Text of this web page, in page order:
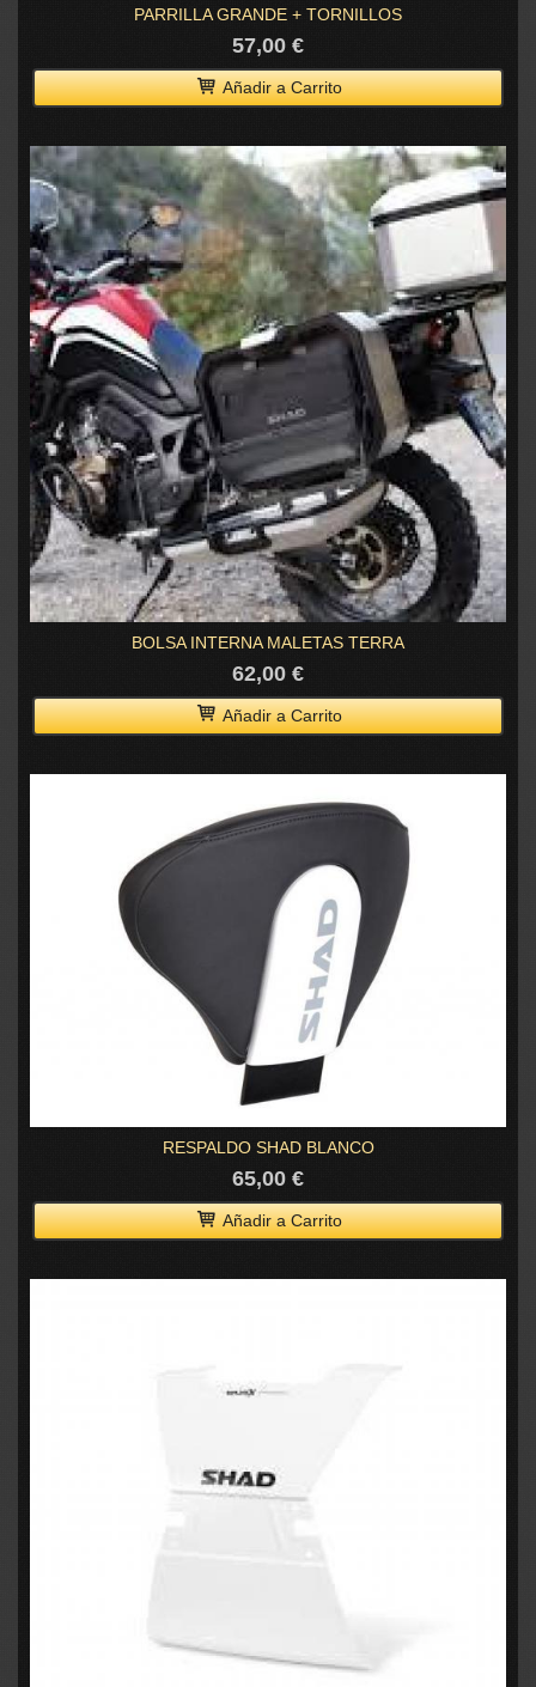
PARRILLA GRANDE + TORNILLOS
57,00 €
Añadir a Carrito
BOLSA INTERNA MALETAS TERRA
62,00 €
Añadir a Carrito
RESPALDO SHAD BLANCO
65,00 €
Añadir a Carrito